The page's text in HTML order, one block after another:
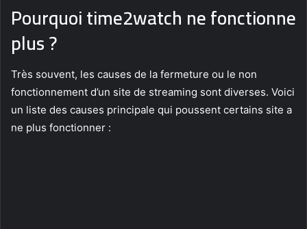
Pourquoi time2watch ne fonctionne
plus ?
Très souvent, les causes de la fermeture ou le non
fonctionnement d’un site de streaming sont diverses. Voici
un liste des causes principale qui poussent certains site a
ne plus fonctionner :